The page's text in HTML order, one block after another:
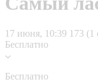
17 июня, 10:39 173 (1
Бесплатно
Бесплатно